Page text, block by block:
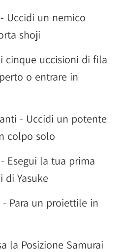
Uccidi un nemico
shoji
cinque uccisioni di fila
o entrare in
- Uccidi un potente
colpo solo
Esegui la tua prima
di Yasuke
- Para un proiettile in
la Posizione Samurai